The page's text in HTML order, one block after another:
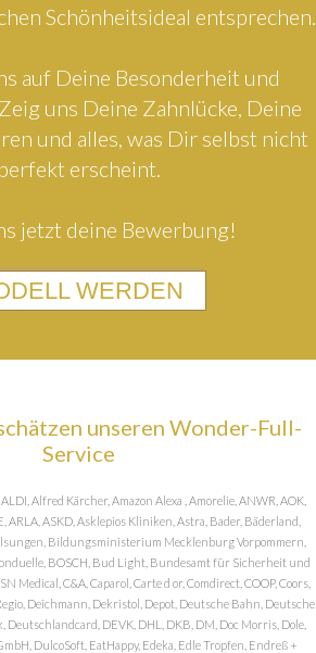
Schönheitsideal entsprechen.
auf Deine Besonderheit und
uns Deine Zahnlücke, Deine
und alles, was Dir selbst nicht
perfekt erscheint.
jetzt deine Bewerbung!
WERDEN
unseren Wonder-Full-
Service
Alfred Kärcher, Amazon Alexa , Amorelie, ANWR, AOK,
ARLA, ASKD, Asklepios Kliniken, Astra, Bader, Bäderland,
Bildungsministerium Mecklenburg Vorpommern,
BOSCH, Bud Light, Bundesamt für Sicherheit und
Medical, C&A, Caparol, Carte d or, Comdirect, COOP, Coors,
Deichmann, Dekristol, Depot, Deutsche Bahn, Deutsche
DEVK, DHL, DKB, DM, Doc Morris, Dole,
DulcoSoft, EatHappy, Edeka, Edle Tropfen, Endreß +